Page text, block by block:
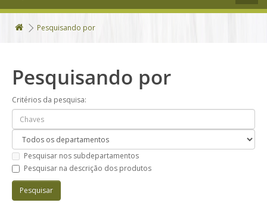
Pesquisando por
Pesquisando por
Critérios da pesquisa:
Pesquisar nos subdepartamentos
Pesquisar na descrição dos produtos